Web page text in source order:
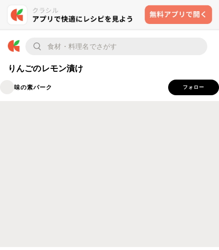
りんごのレモン漬け
味の素パーク フォロー